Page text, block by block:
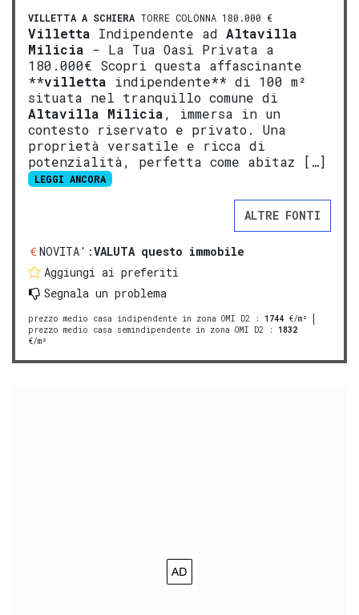
VILLETTA A SCHIERA TORRE COLONNA 180.000 €
Villetta Indipendente ad Altavilla
Milicia - La Tua Oasi Privata a
180.000€ Scopri questa affascinante
**villetta indipendente** di 100 m²
situata nel tranquillo comune di
Altavilla Milicia, immersa in un
contesto riservato e privato. Una
proprietà versatile e ricca di
potenzialità, perfetta come abitaz […]
LEGGI ANCORA
ALTRE FONTI
NOVITA':VALUTA questo immobile
Aggiungi ai preferiti
Segnala un problema
prezzo medio casa indipendente in zona OMI D2 : 1744 €/m²
prezzo medio casa semindipendente in zona OMI D2 : 1832
€/m²